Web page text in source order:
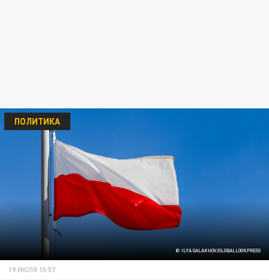
© ILYA GALAKHOV/GLOBALLOOKPRESS
ПОЛИТИКА
19 ИЮЛЯ 15:57